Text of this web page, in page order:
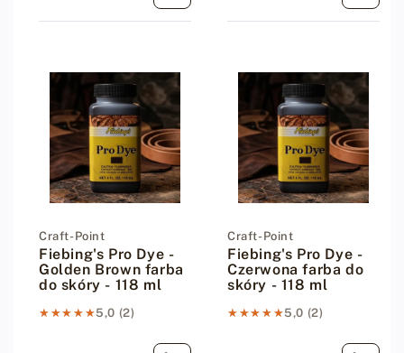
Dostawca:
Craft-Point
Fiebing's Pro Dye -
Golden Brown farba
do skóry - 118 ml
★★★★★
★★★★★5,0 (2)
Dostawca:
Craft-Point
Fiebing's Pro Dye -
Czerwona farba do
skóry - 118 ml
★★★★★
★★★★★5,0 (2)